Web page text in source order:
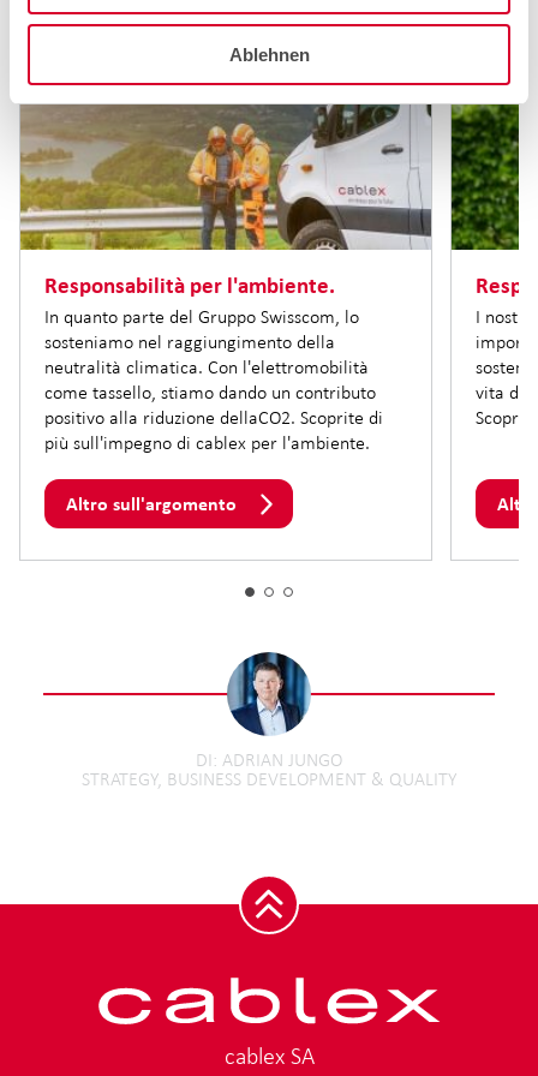
Ablehnen
Responsabilità per l'ambiente.
In quanto parte del Gruppo Swisscom, lo
sosteniamo nel raggiungimento della
neutralità climatica. Con l'elettromobilità
come tassello, stiamo dando un contributo
positivo alla riduzione dellaCO2. Scoprite di
più sull'impegno di cablex per l'ambiente.
Altro sull'argomento
I nostri
vita dei
DI
ADRIAN JUNGO
STRATEGY, BUSINESS DEVELOPMENT & QUALITY
cablex SA